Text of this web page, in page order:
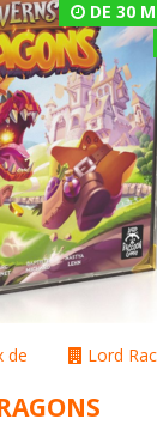
DE 30
de Lord